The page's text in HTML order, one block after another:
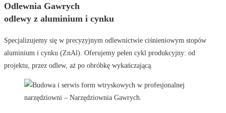
Odlewnia Gawrych
odlewy z aluminium i cynku
Specjalizujemy się w precyzyjnym odlewnictwie ciśnieniowym stopów
aluminium i cynku (ZnAl). Oferujemy pełen cykl produkcyjny: od
projektu, przez odlew, aż po obróbkę wykańczającą.